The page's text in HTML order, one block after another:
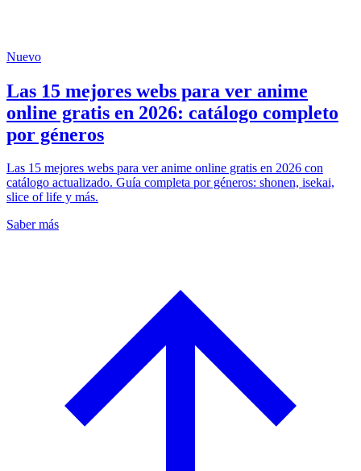
Nuevo
Las 15 mejores webs para ver anime
online gratis en 2026: catálogo completo
por géneros
Las 15 mejores webs para ver anime online gratis en 2026 con
catálogo actualizado. Guía completa por géneros: shonen, isekai,
slice of life y más.
Saber más